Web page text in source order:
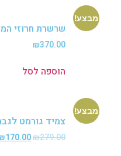
מבצע!
שרשרת חרוזי המטייט
₪370.00
הוספה לסל
מבצע!
צמיד גורמט לגבר
₪279.00
₪170.00